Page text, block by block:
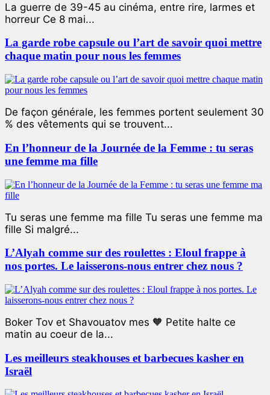
La guerre de 39-45 au cinéma, entre rire, larmes et
horreur Ce 8 mai...
La garde robe capsule ou l’art de savoir quoi mettre
chaque matin pour nous les femmes
De façon générale, les femmes portent seulement 30
% des vêtements qui se trouvent...
En l’honneur de la Journée de la Femme : tu seras
une femme ma fille
Tu seras une femme ma fille Tu seras une femme ma
fille Si malgré...
L’Alyah comme sur des roulettes : Eloul frappe à
nos portes. Le laisserons-nous entrer chez nous ?
Boker Tov et Shavouatov mes 🧡 Petite halte ce
matin au coeur de la...
Les meilleurs steakhouses et barbecues kasher en
Israël